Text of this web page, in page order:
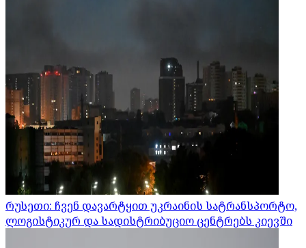
რუსეთი: ჩვენ დავარტყით უკრაინის სატრანსპორტო,
ლოგისტიკურ და სადისტრიბუციო ცენტრებს კიევში